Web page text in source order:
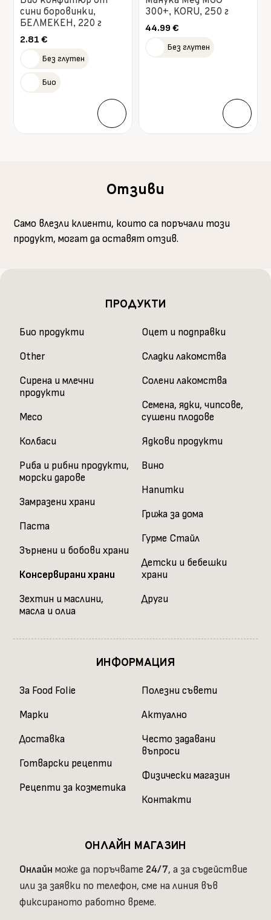
сини боровинки,
БЕЛМЕКЕН, 220 г
2.81€
Без глутен
Био
300+, KORU, 250 г
44.99 €
Без глутен
Отзиви
Само влезли клиенти, които са поръчали този
продукт, могат да оставят отзив.
ПРОДУКТИ
Био продукти
Other
Сирена и млечни
продукти
Месо
Колбаси
Риба и рибни продукти,
морски дарове
Замразени храни
Паста
Зърнени и бобови храни
Консервирани храни
Зехтин и маслини,
масла и олиа
Оцет и подправки
Сладки лакомства
Солени лакомства
Семена, ядки, чипсове,
сушени плодове
Ядкови продукти
Вино
Напитки
Грижа за дома
Гурме Стайл
Детски и бебешки
храни
Други
ИНФОРМАЦИЯ
За Food Folie
Марки
Доставка
Готварски рецепти
Рецепти за козметика
Полезни съвети
Актуално
Често задавани
въпроси
Физически магазин
Контакти
ОНЛАЙН МАГАЗИН
Онлайн може да поръчвате 24/7, а за съдействие
или за заявки по телефон, сме на линия във
фиксираното работно време.